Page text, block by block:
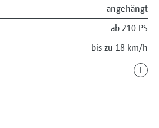
angehängt
ab 210 PS
bis zu 18 km/h
i